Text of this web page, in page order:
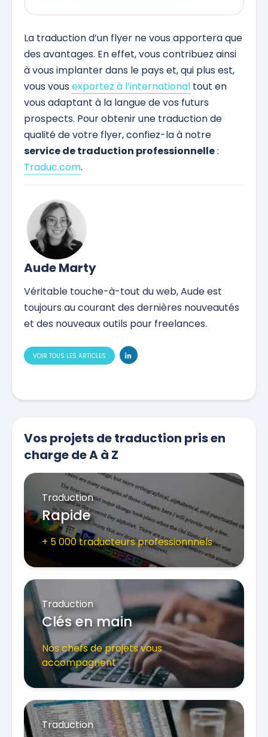
La traduction d’un flyer ne vous apportera que
des avantages. En effet, vous contribuez ainsi
à vous implanter dans le pays et, qui plus est,
vous vous exportez à l’international tout en
vous adaptant à la langue de vos futurs
prospects. Pour obtenir une traduction de
qualité de votre flyer, confiez-la à notre
service de traduction professionnelle:
Traduc.com.
Aude Marty
Véritable touche-à-tout du web, Aude est
toujours au courant des dernières nouveautés
et des nouveaux outils pour freelances.
VOIR TOUS LES ARTICLES
Vos projets de traduction pris en
charge de A à Z
Traduction
Rapide
+ 5 000 traducteurs professionnnels
Traduction
Clés en main
Nos chefs de projets vous
accompagnent
Traduction